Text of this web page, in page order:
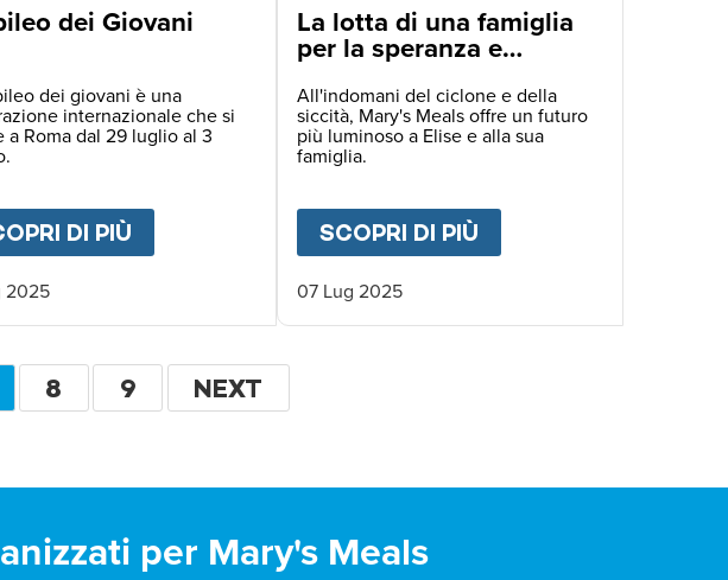
SPINGE LE FAMIGLIE SULL'ORLO DEL BARATRO IN ZAMBIA
dei Giovani
dei giovani è una
internazionale che si
a Roma dal 29 luglio al 3
DI PIÙ GIUBILEO DEI GIOVANI
2025
La lotta di una famiglia
per la speranza e
l'istruzione in Malawi
All'indomani del ciclone e della
siccità, Mary's Meals offre un futuro
più luminoso a Elise e alla sua
famiglia.
SCOPRI DI PIÙ
07 Lug 2025
PAGINA
8 PAGINA
9
PAGINA
NEXT
per Mary's Meals